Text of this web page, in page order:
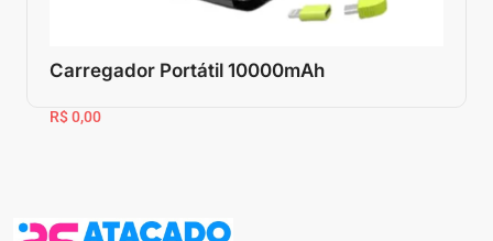
Carregador Portátil 10000mAh
R$ 0,00